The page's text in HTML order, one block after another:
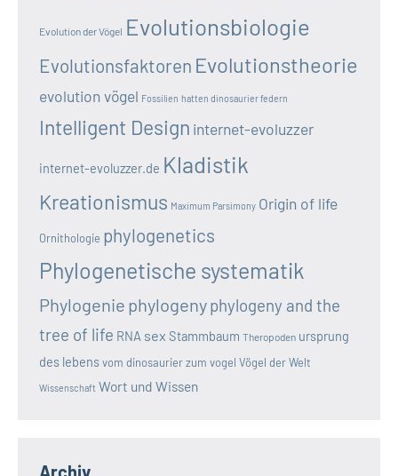
Evolution der Vögel Evolutionsbiologie
Evolutionsfaktoren Evolutionstheorie
evolution vögel Fossilien hatten dinosaurier federn
Intelligent Design internet-evoluzzer
internet-evoluzzer.de Kladistik
Kreationismus Maximum Parsimony Origin of life
Ornithologie phylogenetics
Phylogenetische systematik
Phylogenie phylogenyphylogeny and the
tree of life RNA sex Stammbaum Theropoden ursprung
des lebensvom dinosaurier zum vogel Vögel der Welt
Wissenschaft Wort und Wissen
Archiv